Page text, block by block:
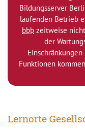
Bildungsserver
laufenden Betrieb
bbb zeitweise
der
Funktionen
Lernorte